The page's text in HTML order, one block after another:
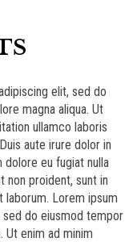
elit, sed do
magna aliqua. Ut
ullamco laboris
aute irure dolor in
eu fugiat nulla
non proident, sunt in
Lorem ipsum
do eiusmod tempor
Ut enim ad minim